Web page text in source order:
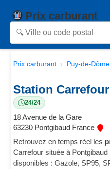
Prix carburant
Prix carburant Puy-de-Dôme
Station
24/24
18 Avenue de la Gare
63230 Pontgibaud France
Retrouvez en temps réel les
Carrefour située à
disponibles : Gazole, SP95,